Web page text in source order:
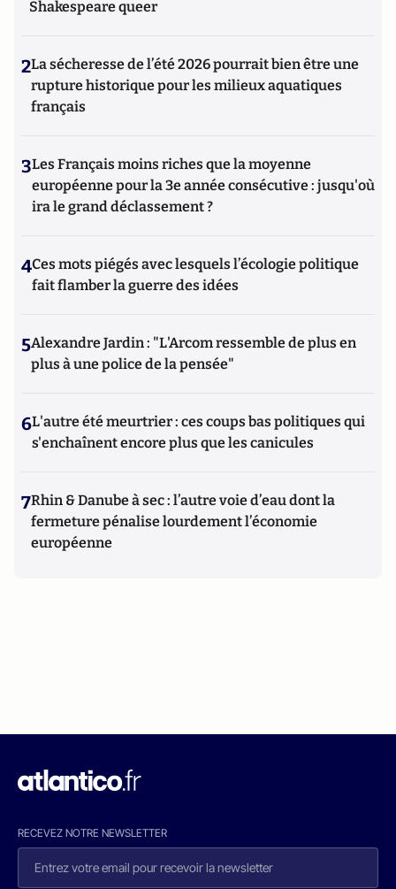
Shakespeare queer
2La sécheresse de l’été 2026 pourrait bien être une
rupture historique pour les milieux aquatiques
français
3Les Français moins riches que la moyenne
européenne pour la 3e année consécutive : jusqu'où
ira le grand déclassement ?
4Ces mots piégés avec lesquels l’écologie politique
fait flamber la guerre des idées
5Alexandre Jardin : "L'Arcom ressemble de plus en
plus à une police de la pensée"
6L'autre été meurtrier : ces coups bas politiques qui
s'enchaînent encore plus que les canicules
7Rhin & Danube à sec : l’autre voie d’eau dont la
fermeture pénalise lourdement l’économie
européenne
RECEVEZ NOTRE NEWSLETTER